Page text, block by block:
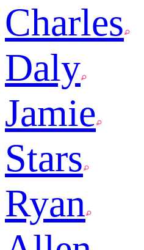
Charles
Daly
Jamie
Stars
Ryan